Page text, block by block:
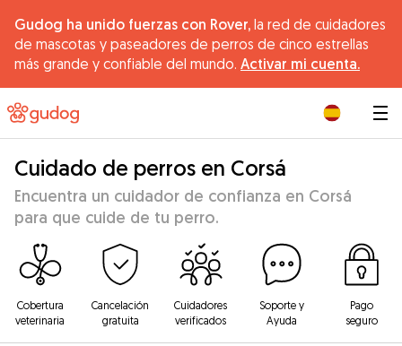
Gudog ha unido fuerzas con Rover, la red de cuidadores
de mascotas y paseadores de perros de cinco estrellas
más grande y confiable del mundo. Activar mi cuenta.
Cuidado de perros en Corsá
Encuentra un cuidador de confianza en Corsá
para que cuide de tu perro.
Cobertura
veterinaria
Cancelación
gratuita
Cuidadores
verificados
Soporte y
Ayuda
Pago
seguro